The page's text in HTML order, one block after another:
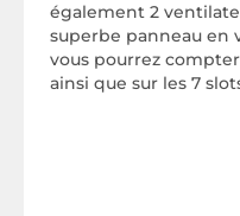
également 2
superbe panneau en
vous pourrez compter
ainsi que sur les 7